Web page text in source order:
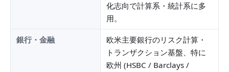
化志向で計算系・統計系に多
用。
銀行・金融
欧米主要銀行のリスク計算・
トランザクション基盤、特に
欧州 (HSBC / Barclays /